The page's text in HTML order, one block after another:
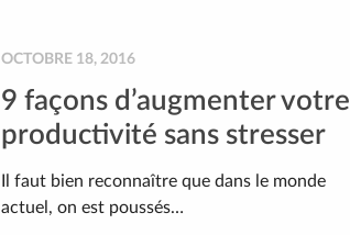
OCTOBRE 18, 2016
9 façons d’augmenter votre
productivité sans stresser
Il faut bien reconnaître que dans le monde
actuel, on est poussés…